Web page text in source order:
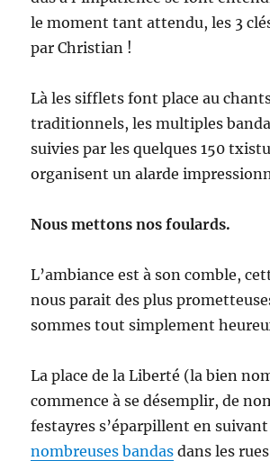
le moment tant attendu, les 3
par Christian !
Là les sifflets font place au
traditionnels, les multiples
suivies par les quelques 150
organisent un alarde
Nous mettons nos foulards.
L’ambiance est à son comble,
nous parait des plus
sommes tout simplement
La place de la Liberté (la bien
commence à se désemplir, de
festayres s’éparpillent en
nombreuses bandas dans les